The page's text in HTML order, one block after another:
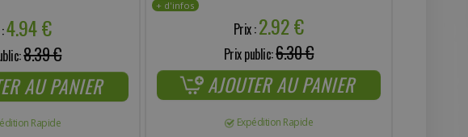
:4.94 €
8.39 €
AU PANIER
Rapide
Prix :2.92 €
Prix public:6.30 €
AJOUTER AU PANIER
Expédition Rapide